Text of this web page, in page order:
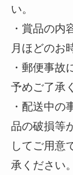
い。
・賞品の内
月ほどのお
・郵便事故
予めご了承
・配送中の
品の破損等
してご用意
承ください。